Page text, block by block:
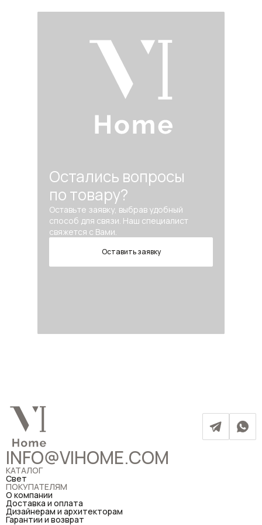
Остались вопросы
по товару?
Оставьте заявку, выбрав удобный
способ для связи. Наш специалист
свяжется с Вами.
Оставить заявку
INFO@VIHOME.COM
КАТАЛОГ
Свет
ПОКУПАТЕЛЯМ
О компании
Доставка и оплата
Дизайнерам и архитекторам
Гарантии и возврат